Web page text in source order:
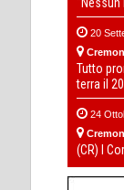
“Nessun
20
Tutto
terra il
24
(CR) I